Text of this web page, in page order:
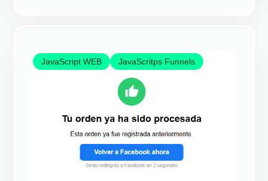
JavaScript WEB JavaScritps Funnels